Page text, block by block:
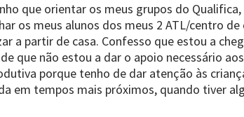
que orientar os meus grupos do
os meus alunos dos meus 2 ATL/centro
a partir de casa. Confesso que estou a
que não estou a dar o apoio necessário
porque tenho de dar atenção às
em tempos mais próximos, quando tiver